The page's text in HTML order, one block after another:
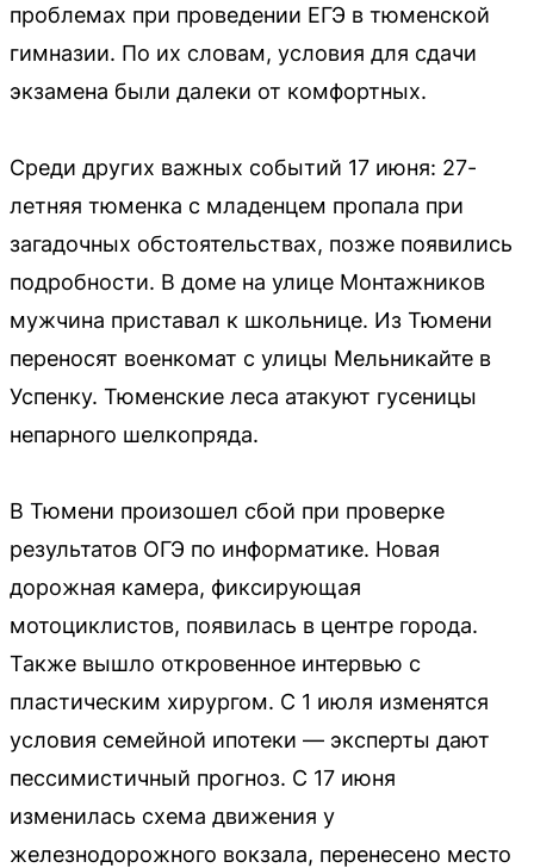
проблемах при проведении ЕГЭ в тюменской
гимназии. По их словам, условия для сдачи
экзамена были далеки от комфортных.
Среди других важных событий 17 июня: 27-
летняя тюменка с младенцем пропала при
загадочных обстоятельствах, позже появились
подробности. В доме на улице Монтажников
мужчина приставал к школьнице. Из Тюмени
переносят военкомат с улицы Мельникайте в
Успенку. Тюменские леса атакуют гусеницы
непарного шелкопряда.
В Тюмени произошел сбой при проверке
результатов ОГЭ по информатике. Новая
дорожная камера, фиксирующая
мотоциклистов, появилась в центре города.
Также вышло откровенное интервью с
пластическим хирургом. С 1 июля изменятся
условия семейной ипотеки — эксперты дают
пессимистичный прогноз. С 17 июня
изменилась схема движения у
железнодорожного вокзала, перенесено место